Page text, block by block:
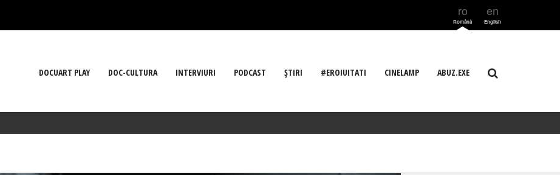
ro
Română
en
English
DOCUART PLAY DOC-CULTURA INTERVIURI PODCAST ŞTIRI #EROIUITATI CINELAMP ABUZ.EXE